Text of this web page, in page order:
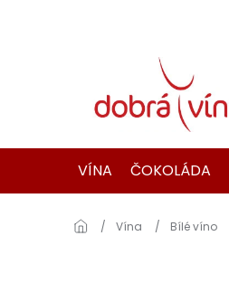
VÍNA
ČOKOLÁDA
Domů
Vína Bílé víno